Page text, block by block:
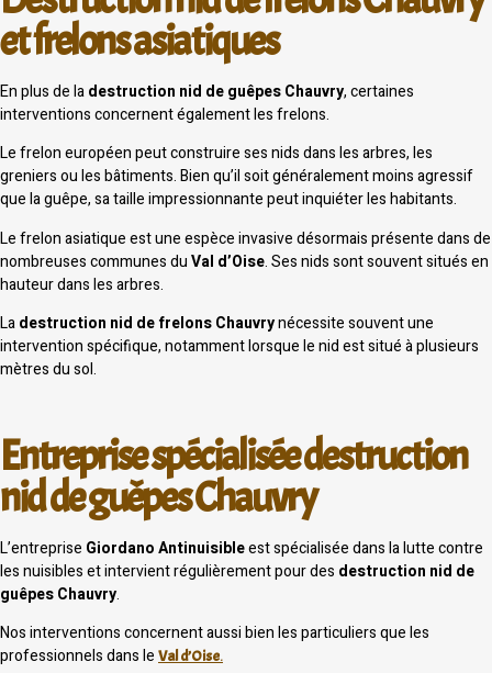
et frelons asiatiques
En plus de ladestruction nid de guêpes Chauvry, certaines
interventions concernent également les frelons.
Le frelon européen peut construire ses nids dans les arbres, les
greniers ou les bâtiments. Bien qu’il soit généralement moins agressif
que la guêpe, sa taille impressionnante peut inquiéter les habitants.
Le frelon asiatique est une espèce invasive désormais présente dans de
nombreuses communes duVal d’Oise. Ses nids sont souvent situés en
hauteur dans les arbres.
Ladestruction nid de frelons Chauvrynécessite souvent une
intervention spécifique, notamment lorsque le nid est situé à plusieurs
mètres du sol.
Entreprise spécialisée destruction
nid de guêpes Chauvry
L’entreprise Giordano Antinuisibleest spécialisée dans la lutte contre
les nuisibles et intervient régulièrement pour des destruction nid de
guêpes Chauvry.
Nos interventions concernent aussi bien les particuliers que les
professionnels dans le Val d’Oise.